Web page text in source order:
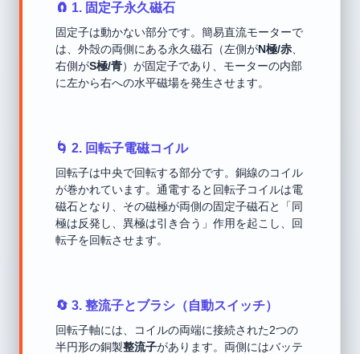
🧲 1. 固定子永久磁石
固定子は動かない部分です。簡易直流モーターで
は、外殻の両側にある永久磁石（左側がN極/赤
右側がS極/青）が固定子であり、モーターの内部
に左から右への水平磁場を発生させます。
🌀 2. 回転子電磁コイル
回転子は中央で回転する部分です。銅線のコイル
が巻かれています。通電すると回転子コイルは電
磁石となり、その磁極が両側の固定子磁石と「同
極は反発し、異極は引き合う」作用を起こし、回
転子を回転させます。
🔄 3. 整流子とブラシ（自動スイッチ）
回転子軸には、コイルの両端に接続された2つの
半円形の銅製整流子があります。両側にはバッテ